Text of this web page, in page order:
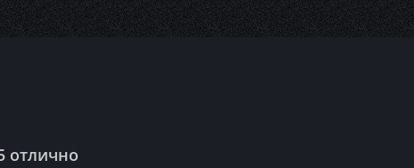
отлично